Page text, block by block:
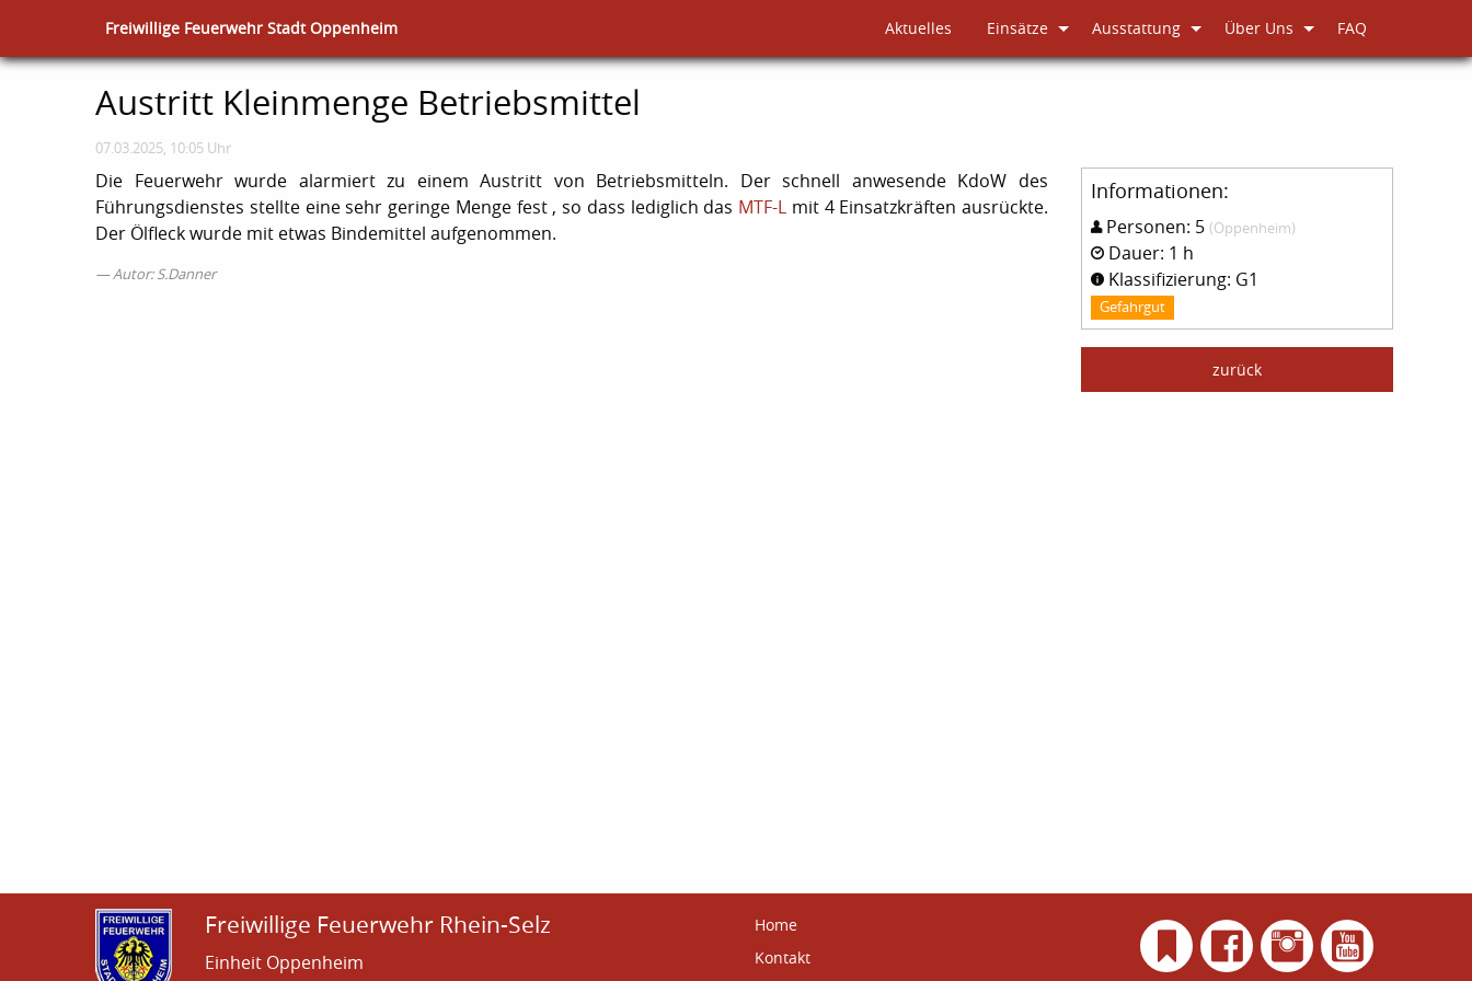
Freiwillige Feuerwehr Stadt Oppenheim Aktuelles Einsätze Ausstattung Über Uns FAQ
Austritt Kleinmenge Betriebsmittel
07.03.2025, 10:05 Uhr
Die Feuerwehr wurde alarmiert zu einem Austritt von Betriebsmitteln. Der schnell anwesende KdoW des
Führungsdienstes stellte eine sehr geringe Menge fest , so dass lediglich das MTF-L mit 4 Einsatzkräften ausrückte.
Der Ölfleck wurde mit etwas Bindemittel aufgenommen.
Autor: S.Danner
Informationen:
Personen: 5 (Oppenheim)
Dauer: 1 h
Klassifizierung: G1
Gefahrgut
zurück
Freiwillige Feuerwehr Rhein-Selz
Einheit Oppenheim
Home
Kontakt